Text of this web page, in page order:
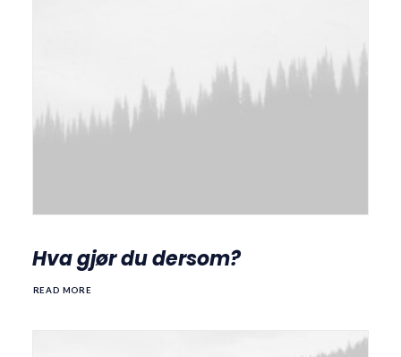
Hva gjør du dersom?
READ MORE